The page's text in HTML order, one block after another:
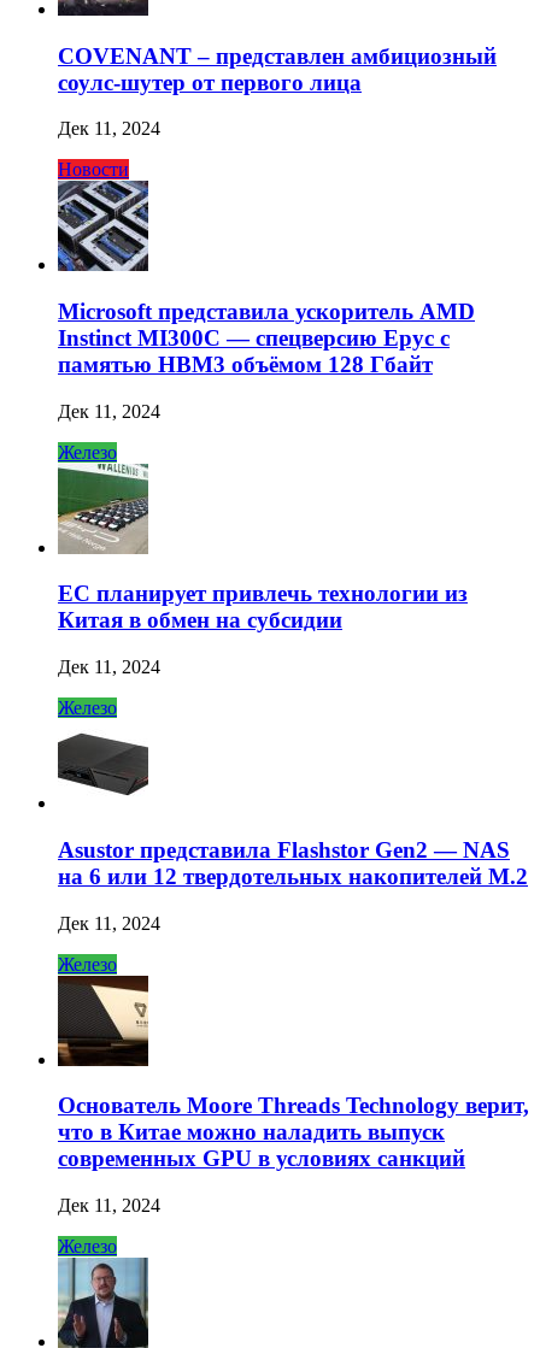
COVENANT – представлен амбициозный
соулс-шутер от первого лица
Дек 11, 2024
Новости
Microsoft представила ускоритель AMD
Instinct MI300C — спецверсию Epyc с
памятью HBM3 объёмом 128 Гбайт
Дек 11, 2024
Железо
ЕС планирует привлечь технологии из
Китая в обмен на субсидии
Дек 11, 2024
Железо
Asustor представила Flashstor Gen2 — NAS
на 6 или 12 твердотельных накопителей M.2
Дек 11, 2024
Железо
Основатель Moore Threads Technology верит,
что в Китае можно наладить выпуск
современных GPU в условиях санкций
Дек 11, 2024
Железо